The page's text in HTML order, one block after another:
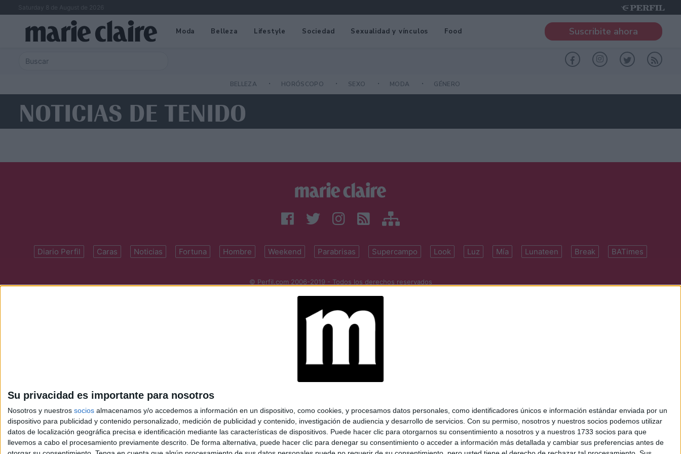
Su privacidad es importante para nosotros
Nosotros y nuestros socios almacenamos y/o accedemos a información en un dispositivo, como cookies, y procesamos datos personales, como identificadores únicos e información estándar enviada por un
dispositivo para publicidad y contenido personalizado, medición de publicidad y contenido, investigación de audiencia y desarrollo de servicios. Con su permiso, nosotros y nuestros socios podemos utilizar
datos de localización geográfica precisa e identificación mediante las características de dispositivos. Puede hacer clic para otorgarnos su consentimiento a nosotros y a nuestros 1733 socios para que
llevemos a cabo el procesamiento previamente descrito. De forma alternativa, puede hacer clic para denegar su consentimiento o acceder a información más detallada y cambiar sus preferencias antes de
Saturday 8 de August de 2026
Moda Belleza Lifestyle Sociedad Sexualidad y vínculos Food Suscribite ahora
BELLEZA HORÓSCOPO SEXO MODA GÉNERO
NOTICIAS DE TENIDO
Diario Perfil Caras Noticias Fortuna Hombre Weekend Parabrisas Supercampo Look Luz Mía Lunateen Break BATimes
© Perfil.com 2006-2019 - Todos los derechos reservados
perfilcom@perfil.com| Propietario: Diario Perfil S.A.